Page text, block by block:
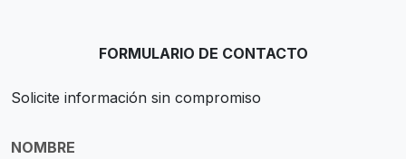
FORMULARIO DE CONTACTO
Solicite información sin compromiso
NOMBRE